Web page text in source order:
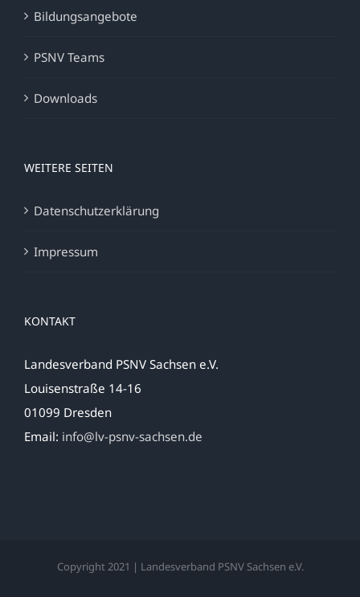
Bildungsangebote
PSNV Teams
Downloads
WEITERE SEITEN
Datenschutzerklärung
Impressum
KONTAKT
Landesverband PSNV Sachsen e.V.
Louisenstraße 14-16
01099 Dresden
Email: info@lv-psnv-sachsen.de
Copyright 2021 | Landesverband PSNV Sachsen e.V.